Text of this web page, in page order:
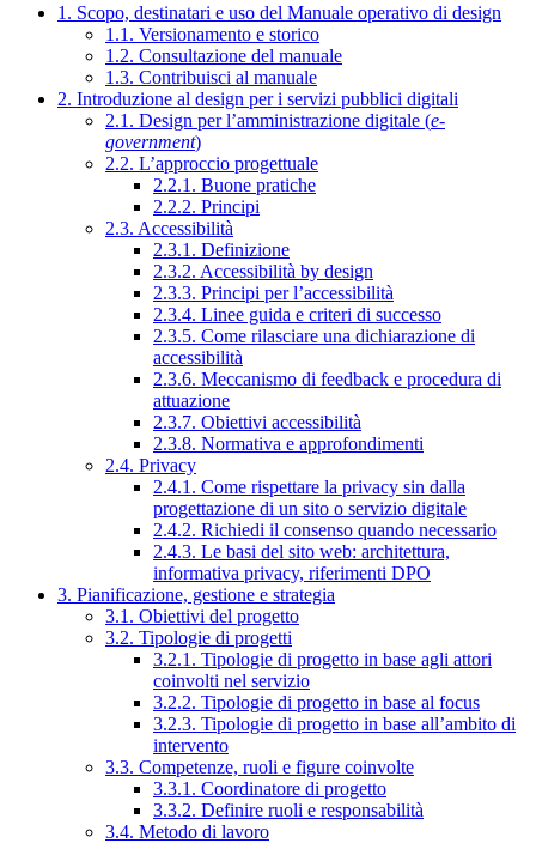
1. Scopo, destinatari e uso del Manuale operativo di design
1.1. Versionamento e storico
1.2. Consultazione del manuale
1.3. Contribuisci al manuale
2. Introduzione al design per i servizi pubblici digitali
2.1. Design per l’amministrazione digitale (e-
government)
2.2. L’approccio progettuale
2.2.1. Buone pratiche
2.2.2. Principi
2.3. Accessibilità
2.3.1. Definizione
2.3.2. Accessibilità by design
2.3.3. Principi per l’accessibilità
2.3.4. Linee guida e criteri di successo
2.3.5. Come rilasciare una dichiarazione di
accessibilità
2.3.6. Meccanismo di feedback e procedura di
attuazione
2.3.7. Obiettivi accessibilità
2.3.8. Normativa e approfondimenti
2.4. Privacy
2.4.1. Come rispettare la privacy sin dalla
progettazione di un sito o servizio digitale
2.4.2. Richiedi il consenso quando necessario
2.4.3. Le basi del sito web: architettura,
informativa privacy, riferimenti DPO
3. Pianificazione, gestione e strategia
3.1. Obiettivi del progetto
3.2. Tipologie di progetti
3.2.1. Tipologie di progetto in base agli attori
coinvolti nel servizio
3.2.2. Tipologie di progetto in base al focus
3.2.3. Tipologie di progetto in base all’ambito di
intervento
3.3. Competenze, ruoli e figure coinvolte
3.3.1. Coordinatore di progetto
3.3.2. Definire ruoli e responsabilità
3.4. Metodo di lavoro